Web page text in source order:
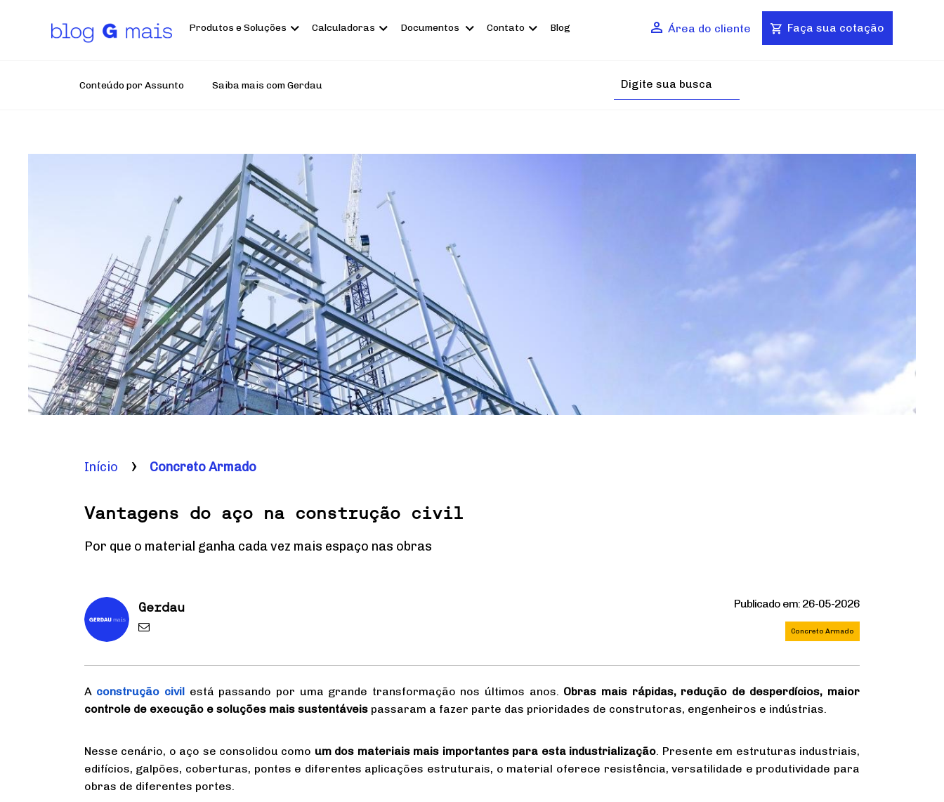
conteúdo
Produtos e Soluções Calculadoras Documentos Contato Blog Área do cliente Faça sua cotação
Conteúdo por Assunto Saiba mais com Gerdau
Início Concreto Armado
Vantagens do aço na construção civil
Por que o material ganha cada vez mais espaço nas obras
Gerdau Publicado em: 26-05-2026
Concreto Armado
A construção civil está passando por uma grande transformação nos últimos anos. Obras mais rápidas, redução de desperdícios, maior
controle de execução e soluções mais sustentáveispassaram a fazer parte das prioridades de construtoras, engenheiros e indústrias.
Nesse cenário, o aço se consolidou como um dos materiais mais importantes para esta industrialização. Presente em estruturas industriais,
edifícios, galpões, coberturas, pontes e diferentes aplicações estruturais, o material oferece resistência, versatilidade e produtividade para
obras de diferentes portes.